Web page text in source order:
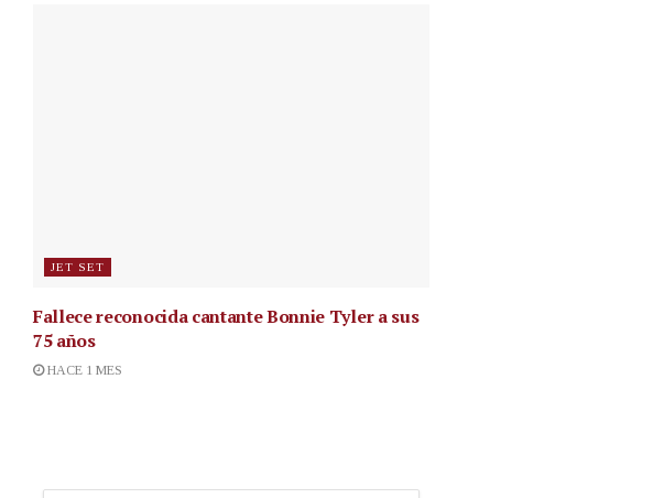
JET SET
Fallece reconocida cantanteBonnie Tyler a sus
75 años
HACE 1 MES